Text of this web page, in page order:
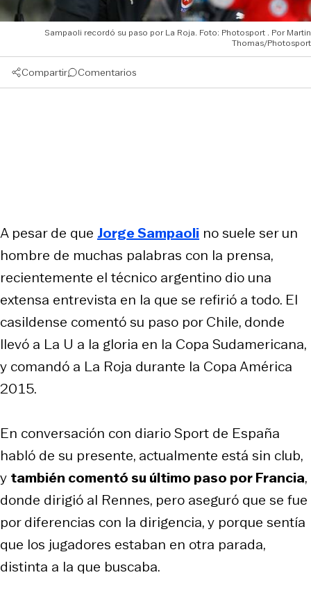
Sampaoli recordó su paso por La Roja. Foto: Photosport
Martin
Thomas/Photosport
Compartir Comentarios
A pesar de que Jorge Sampaoli no suele ser un
hombre de muchas palabras con la prensa,
recientemente el técnico argentino dio una
extensa entrevista en la que se refirió a todo. El
casildense comentó su paso por Chile, donde
llevó a La U a la gloria en la Copa Sudamericana,
y comandó a La Roja durante la Copa América
2015.
En conversación con diario Sport de España
habló de su presente, actualmente está sin club,
y también comentó su último paso por Francia,
donde dirigió al Rennes, pero aseguró que se fue
por diferencias con la dirigencia, y porque sentía
que los jugadores estaban en otra parada,
distinta a la que buscaba.